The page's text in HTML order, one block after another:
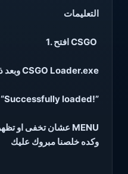
التعليمات
1. افتح CSGO
2. وبعد ذلك CSGO Loader.exe
3. انتظر رسالة “Successfully loaded!”
4.اضغط INSERT عشان تخفى او تظهر MENU
وكده خلصنا مبروك عليك